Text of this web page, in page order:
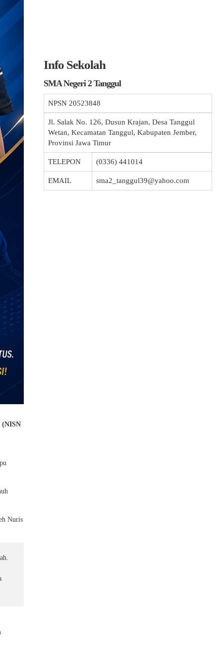
Nuris
Info Sekolah
SMA Negeri 2 Tanggul
NPSN 20523848
Jl. Salak No. 126, Dusun Krajan, Desa Tanggul
Wetan, Kecamatan Tanggul, Kabupaten Jember,
Provinsi Jawa Timur
TELEPON (0336) 441014
EMAIL sma2_tanggul39@yahoo.com